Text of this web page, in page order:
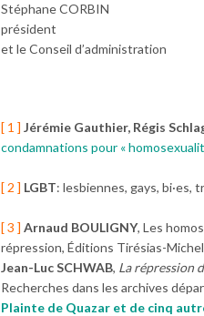
Stéphane CORBIN
président
et le Conseil d’administration
[ 1 ] Jérémie Gauthier, Régis
condamnations pour «
[ 2 ] LGBT: lesbiennes, gays, bi·es,
[ 3 ] Arnaud BOULIGNY, Les
répression, Éditions Tirésias-
Jean-Luc SCHWAB, La répression
Recherches dans les archives
Plainte de Quazar et de cinq